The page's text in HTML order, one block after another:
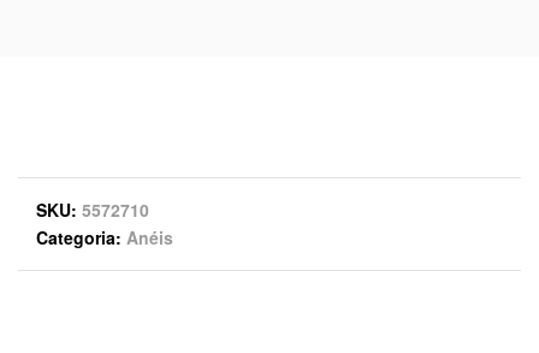
SKU 5572710
Categoria Anéis